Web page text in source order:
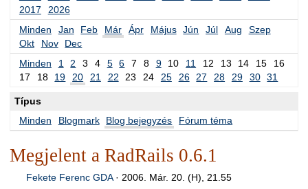
2017
2026
Minden
Jan Feb Már Ápr Május Jún Júl Aug
Szep
Okt
Nov
Dec
Minden
1 2 3 4 5 6 7 8 9 10 11 12 13 14 15
16
17
18 19 20 21 22 23 24 25 26 27 28 29 30 31
Típus
Minden
Blogmark Blog bejegyzés Fórum téma
Megjelent a RadRails 0.6.1
Fekete Ferenc GDA· 2006. Már. 20. (H), 21.55